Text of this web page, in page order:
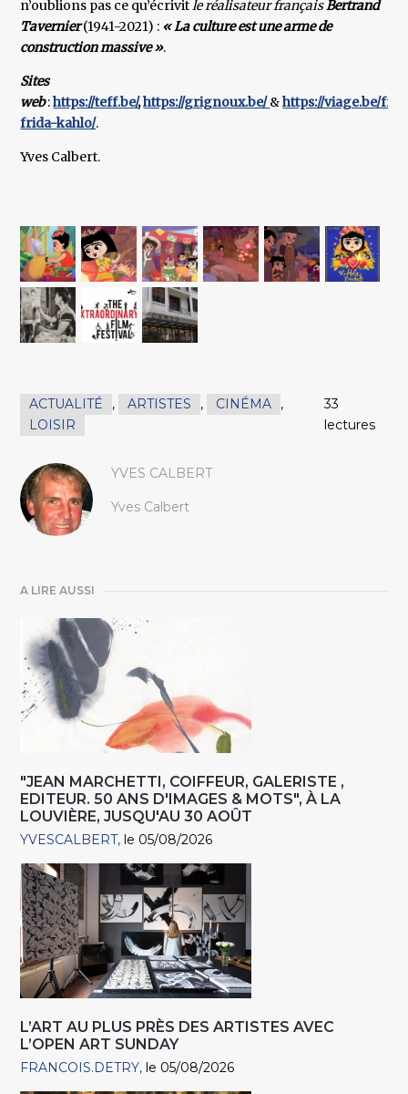
n’oublions pas ce qu’écrivitle réalisateur françaisBertrand
Tavernier(1941-2021) : « La culture est une arme de
construction massive ».
Sites
web:https://teff.be/,https://grignoux.be/&https://viage.be/fr/
frida-kahlo/.
Yves Calbert.
ACTUALITÉ , ARTISTES , CINÉMA
,
LOISIR
33
lectures
YVES CALBERT
Yves Calbert
A LIRE AUSSI
"JEAN MARCHETTI, COIFFEUR, GALERISTE ,
EDITEUR. 50 ANS D'IMAGES & MOTS", À LA
LOUVIÈRE, JUSQU'AU 30 AOÛT
YVESCALBERT le 05/08/2026
L’ART AU PLUS PRÈS DES ARTISTES AVEC
L’OPEN ART SUNDAY
FRANCOIS.DETRY le 05/08/2026